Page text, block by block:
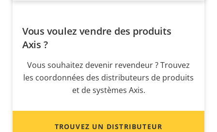
Vous voulez vendre des produits
Axis ?
Vous souhaitez devenir revendeur ? Trouvez
les coordonnées des distributeurs de produits
et de systèmes Axis.
TROUVEZ UN DISTRIBUTEUR